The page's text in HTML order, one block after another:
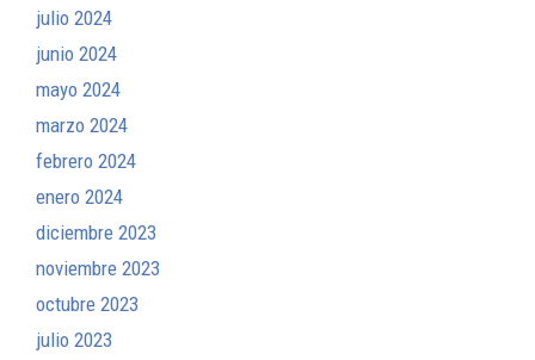
julio 2024
junio 2024
mayo 2024
marzo 2024
febrero 2024
enero 2024
diciembre 2023
noviembre 2023
octubre 2023
julio 2023